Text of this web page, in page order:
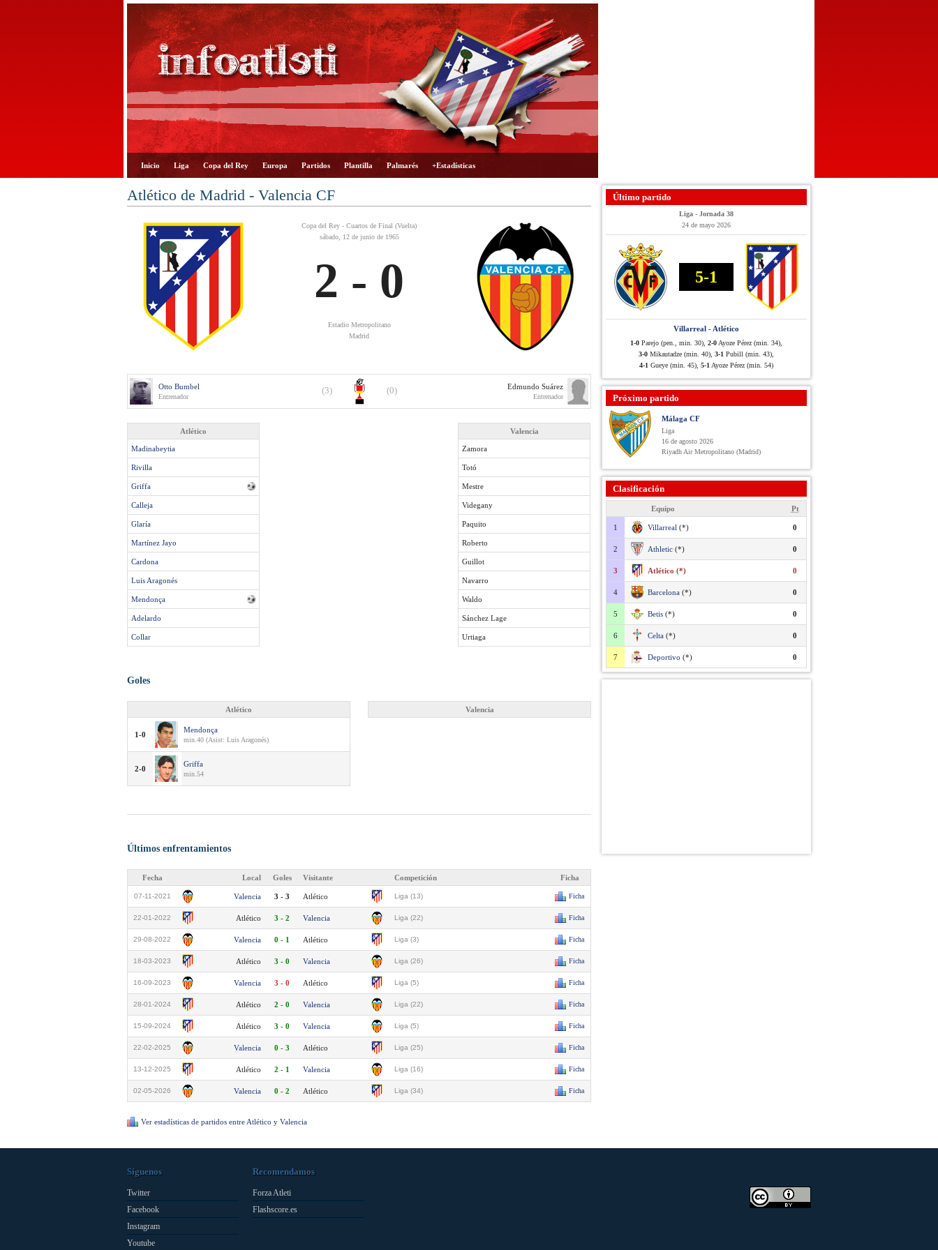
Inicio Liga Copa del Rey Europa Partidos Plantilla Palmarés +Estadísticas
Atlético de Madrid - Valencia CF
Copa del Rey - Cuartos de Final (Vuelta)
sábado, 12 de junio de 1965
2 - 0
Estadio Metropolitano
Madrid
Otto Bumbel
Entrenador
(3) (0) Edmundo Suárez
Entrenador
Atlético
Madinabeytia
Rivilla
Griffa
Calleja
Glaría
Martínez Jayo
Cardona
Luis Aragonés
Mendonça
Adelardo
Collar
Valencia
Zamora
Totó
Mestre
Videgany
Paquito
Roberto
Guillot
Navarro
Waldo
Sánchez Lage
Urtiaga
Goles
Atlético
1-0
Mendonça
min.40 (Asist: Luis Aragonés)
2-0
Griffa
min.54
Valencia
Últimos enfrentamientos
Fecha Local Goles Visitante Competición Ficha
07-11-2021 Valencia 3 - 3 Atlético Liga (13) Ficha
22-01-2022 Atlético 3 - 2 Valencia Liga (22) Ficha
29-08-2022 Valencia 0 - 1 Atlético Liga (3) Ficha
18-03-2023 Atlético 3 - 0 Valencia Liga (26) Ficha
16-09-2023 Valencia 3 - 0 Atlético Liga (5) Ficha
28-01-2024 Atlético 2 - 0 Valencia Liga (22) Ficha
15-09-2024 Atlético 3 - 0 Valencia Liga (5) Ficha
22-02-2025 Valencia 0 - 3 Atlético Liga (25) Ficha
13-12-2025 Atlético 2 - 1 Valencia Liga (16) Ficha
02-05-2026 Valencia 0 - 2 Atlético Liga (34) Ficha
Ver estadísticas de partidos entre Atlético y Valencia
Último partido
Liga - Jornada 38
24 de mayo 2026
5-1
Villarreal - Atlético
1-0 Parejo (pen., min. 30), 2-0 Ayoze Pérez (min. 34),
3-0 Mikautadze (min. 40), 3-1 Pubill (min. 43),
4-1 Gueye (min. 45), 5-1 Ayoze Pérez (min. 54)
Próximo partido
Málaga CF
Liga
16 de agosto 2026
Riyadh Air Metropolitano (Madrid)
Clasificación
Equipo Pt
1 Villarreal (*) 0
2 Athletic (*) 0
3 Atlético (*) 0
4 Barcelona (*) 0
5 Betis (*) 0
6 Celta (*) 0
7 Deportivo (*) 0
Síguenos
Twitter
Facebook
Instagram
Youtube
Recomendamos
Forza Atleti
Flashscore.es